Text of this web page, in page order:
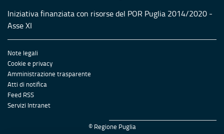
Iniziativa finanziata con risorse del POR Puglia 2014/2020 -
Asse XI
Note legali
Cookie e privacy
Amministrazione trasparente
Atti di notifica
Feed RSS
Servizi Intranet
© Regione Puglia